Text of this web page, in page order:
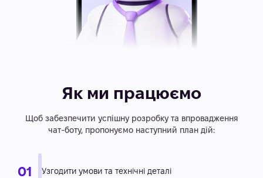
Як ми працюємо
Щоб забезпечити успішну розробку та впровадження
чат-боту, пропонуємо наступний план дій: